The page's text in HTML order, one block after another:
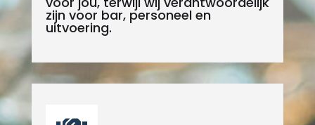
zijn voor bar, personeel en
uitvoering.